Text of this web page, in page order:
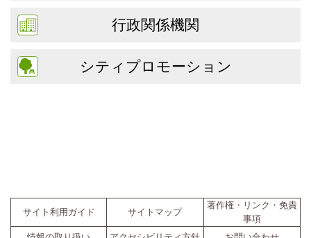
行政関係機関
シティプロモーション
サイト利用ガイド サイトマップ
著作権・リンク・免責
事項